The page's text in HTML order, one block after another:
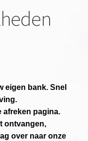
eigen bank. Snel
afreken pagina.
ontvangen,
over naar onze